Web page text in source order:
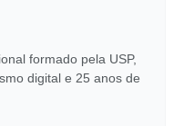
formado pela USP,
digital e 25 anos de